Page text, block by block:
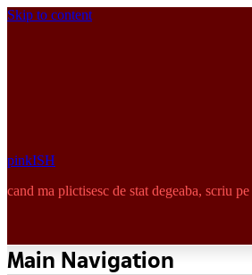
Skip to content
pinkISH
cand ma plictisesc de stat degeaba, scriu
Main Navigation